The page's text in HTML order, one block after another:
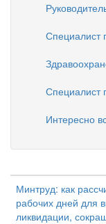
Специалист
Специалист
Интересно
Минтруд: как
рабочих дней для
ликвидации,